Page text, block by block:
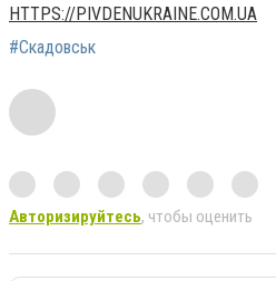
HTTPS://PIVDENUKRAINE.COM.UA
#Скадовськ
Авторизируйтесь, чтобы оценить